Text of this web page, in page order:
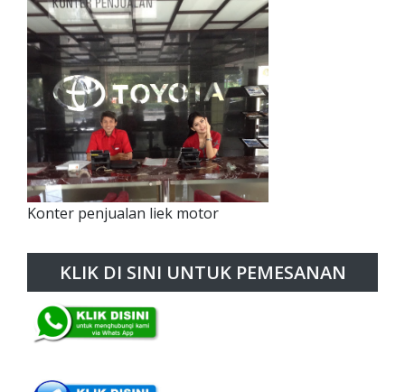
Konter penjualan liek motor
KLIK DI SINI UNTUK PEMESANAN